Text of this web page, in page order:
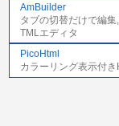
AmBuilder
タブの切替だけで編
TMLエディタ
PicoHtml
カラーリング表示付